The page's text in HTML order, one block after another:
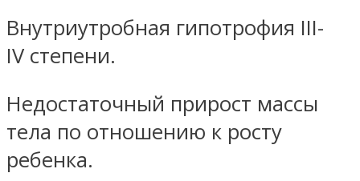
Внутриутробная гипотрофия III-
IV степени.
Недостаточный прирост массы
тела по отношению к росту
ребенка.